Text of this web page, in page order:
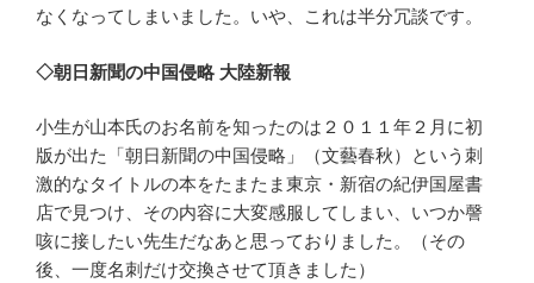
なくなってしまいました。いや、これは半分冗談です。
◇朝日新聞の中国侵略 大陸新報
小生が山本氏のお名前を知ったのは２０１１年２月に初
版が出た「朝日新聞の中国侵略」（文藝春秋）という刺
激的なタイトルの本をたまたま東京・新宿の紀伊国屋書
店で見つけ、その内容に大変感服してしまい、いつか謦
咳に接したい先生だなあと思っておりました。（その
後、一度名刺だけ交換させて頂きました）